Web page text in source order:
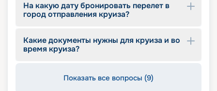
На какую дату бронировать перелет в
город отправления круиза?
Какие документы нужны для круиза и во
время круиза?
Показать все вопросы (9)